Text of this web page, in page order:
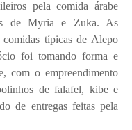
pela comida árabe
de Myria e Zuka. As
comidas típicas de Alepo
foi tomando forma e
com o empreendimento
de falafel, kibe e
de entregas feitas pela